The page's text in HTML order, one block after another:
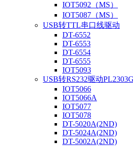
IOT5092（MS）
IOT5087（MS）
USB转TTL串口线驱动
DT-6552
DT-6553
DT-6554
DT-6555
IOT5093
USB转RS232驱动
IOT5066
IOT5066A
IOT5077
IOT5078
DT-5020A(2ND)
DT-5024A(2ND)
DT-5002A(2ND)